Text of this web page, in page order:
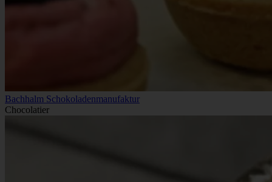
Bachhalm Schokoladenmanufaktur
Chocolatier